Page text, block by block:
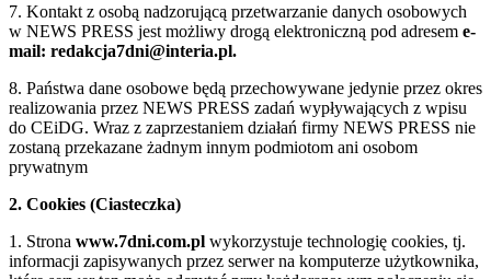
7. Kontakt z osobą nadzorującą przetwarzanie danych osobowych
w NEWS PRESS jest możliwy drogą elektroniczną pod adresem e-
mail: redakcja7dni@interia.pl.
8. Państwa dane osobowe będą przechowywane jedynie przez okres
realizowania przez NEWS PRESS zadań wypływających z wpisu
do CEiDG. Wraz z zaprzestaniem działań firmy NEWS PRESS nie
zostaną przekazane żadnym innym podmiotom ani osobom
prywatnym
2. Cookies (Ciasteczka)
1. Strona www.7dni.com.pl wykorzystuje technologię cookies, tj.
informacji zapisywanych przez serwer na komputerze użytkownika,